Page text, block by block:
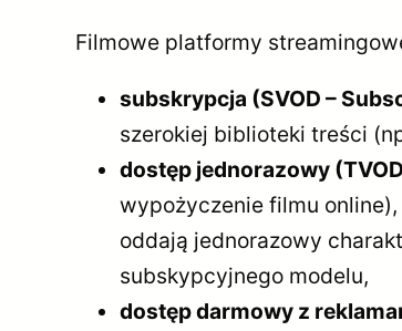
Filmowe platformy
subskrypcja (SVOD –
szerokiej biblioteki treści
dostęp jednorazowy
wypożyczenie filmu
oddają jednorazowy
subskypcyjnego modelu,
dostęp darmowy z